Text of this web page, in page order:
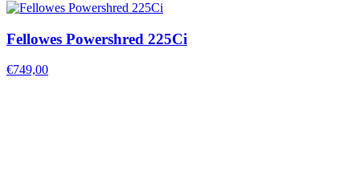
Fellowes Powershred 225Ci
€749,00